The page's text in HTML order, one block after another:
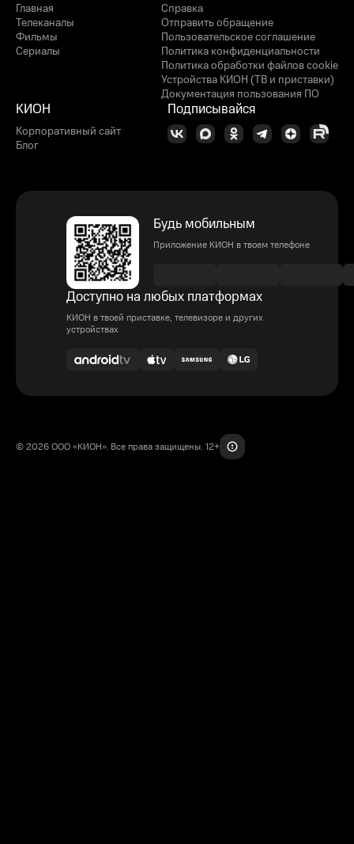
Главная
Телеканалы
Фильмы
Сериалы
Справка
Отправить обращение
Пользовательское соглашение
Политика конфиденциальности
Политика обработки файлов cookie
Устройства КИОН (ТВ и приставки)
Документация пользования ПО
КИОН
Корпоративный сайт
Блог
Подписывайся
Будь мобильным
Приложение КИОН в твоем телефоне
Доступно на любых платформах
КИОН в твоей приставке, телевизоре и других
устройствах
© 2026 ООО «КИОН». Все права защищены. 12+